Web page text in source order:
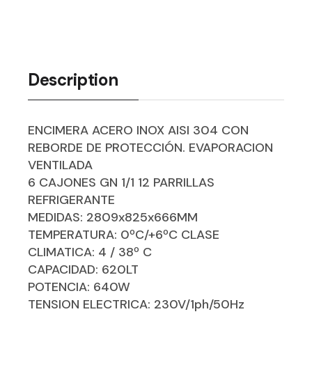
Description
ENCIMERA ACERO INOX AISI 304 CON
REBORDE DE PROTECCIÓN. EVAPORACION
VENTILADA
6 CAJONES GN 1/1 12 PARRILLAS
REFRIGERANTE
MEDIDAS: 2809x825x666MM
TEMPERATURA: 0ºC/+6ºC CLASE
CLIMATICA: 4 / 38º C
CAPACIDAD: 620LT
POTENCIA: 640W
TENSION ELECTRICA: 230V/1ph/50Hz